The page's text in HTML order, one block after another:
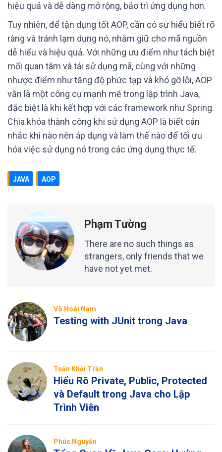
hiệu quả và dễ dàng mở rộng, bảo trì ứng dụng hơn.
Tuy nhiên, để tận dụng tốt AOP, cần có sự hiểu biết rõ
ràng và tránh lạm dụng nó, nhằm giữ cho mã nguồn
dễ hiểu và hiệu quả. Với những ưu điểm như tách biệt
mối quan tâm và tái sử dụng mã, cùng với những
nhược điểm như tăng độ phức tạp và khó gỡ lỗi, AOP
vẫn là một công cụ mạnh mẽ trong lập trình Java,
đặc biệt là khi kết hợp với các framework như Spring.
Chìa khóa thành công khi sử dụng AOP là biết cân
nhắc khi nào nên áp dụng và làm thế nào để tối ưu
hóa việc sử dụng nó trong các ứng dụng thực tế.
JAVA AOP
Phạm Tường
There are no such things as
strangers, only friends that we
have not yet met.
Võ Hoài Nam
Testing with JUnit trong Java
Tuấn Khải Trần
Hiểu Rõ Private, Public, Protected
và Default trong Java cho Lập
Trình Viên
Phúc Nguyễn